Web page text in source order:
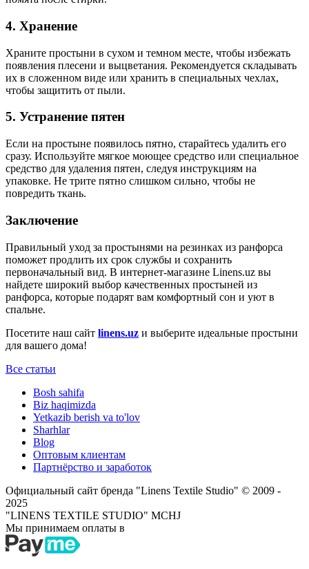
4. Хранение
Храните простыни в сухом и темном месте, чтобы избежать
появления плесени и выцветания. Рекомендуется складывать
их в сложенном виде или хранить в специальных чехлах,
чтобы защитить от пыли.
5. Устранение пятен
Если на простыне появилось пятно, старайтесь удалить его
сразу. Используйте мягкое моющее средство или специальное
средство для удаления пятен, следуя инструкциям на
упаковке. Не трите пятно слишком сильно, чтобы не
повредить ткань.
Заключение
Правильный уход за простынями на резинках из ранфорса
поможет продлить их срок службы и сохранить
первоначальный вид. В интернет-магазине Linens.uz вы
найдете широкий выбор качественных простыней из
ранфорса, которые подарят вам комфортный сон и уют в
спальне.
Посетите наш сайт linens.uz и выберите идеальные простыни
для вашего дома!
Все статьи
Bosh sahifa
Biz haqimizda
Yetkazib berish va to'lov
Sharhlar
Blog
Оптовым клиентам
Партнёрство и заработок
Официальный сайт бренда "Linens Textile Studio" © 2009 -
2025
"LINENS TEXTILE STUDIO" MCHJ
Мы принимаем оплаты в